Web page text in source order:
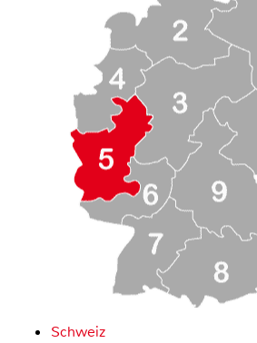
Schweiz